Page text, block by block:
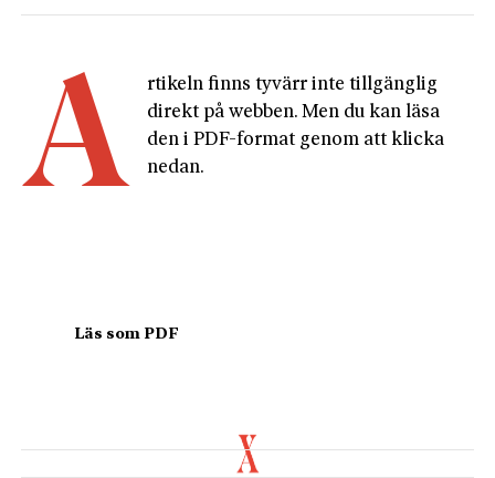
A
rtikeln finns tyvärr inte tillgänglig
direkt på webben. Men du kan läsa
den i PDF-format genom att klicka
nedan.